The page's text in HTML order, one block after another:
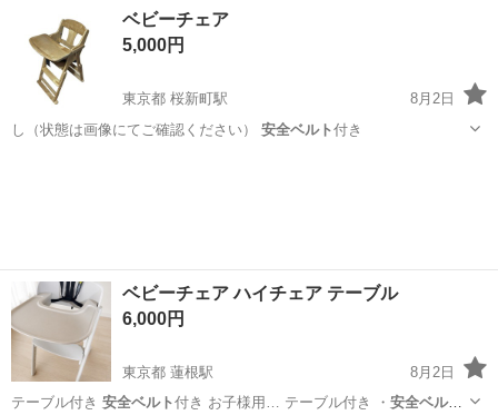
平塚駅
ベビーチェア
5,000円
東京都 桜新町駅
8月2日
し（状態は画像にてご確認ください） 安全ベルト付き
ベビーチェア ハイチェア テーブル
6,000円
東京都 蓮根駅
8月2日
テーブル付き 安全ベルト 付き お子様用… テーブル付き ・ 安全ベルト